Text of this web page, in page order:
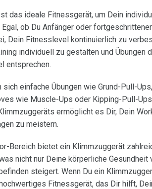
das ideale Fitnessgerät, um Dein
ob Du Anfänger oder
Dein Fitnesslevel kontinuierlich zu
individuell zu gestalten und Übungen
entsprechen.
sich einfache Übungen wie Grund-Pull-
wie Muscle-Ups oder Kipping-Pull-
ermöglicht es Dir, Dein
zu meistern.
Bereich bietet ein Klimmzuggerät
nicht nur Deine körperliche Gesundheit
steigert. Wenn Du ein
Fitnessgerät, das Dir hilft,